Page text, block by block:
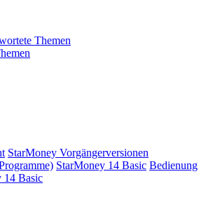
Themen
StarMoney Vorgängerversionen
StarMoney 14 Basic Bedienung
14 Basic